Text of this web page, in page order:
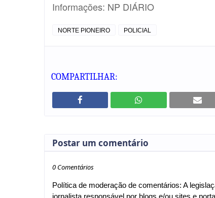
Informações: NP DIÁRIO
NORTE PIONEIRO POLICIAL
COMPARTILHAR:
Postar um comentário
0 Comentários
Política de moderação de comentários: A
jornalista responsável por blogs e/ou sites e